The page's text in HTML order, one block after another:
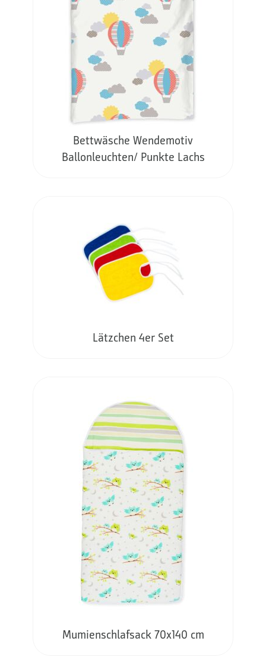
Bettwäsche Wendemotiv
Ballonleuchten/ Punkte Lachs
Lätzchen 4er Set
Mumienschlafsack 70x140 cm